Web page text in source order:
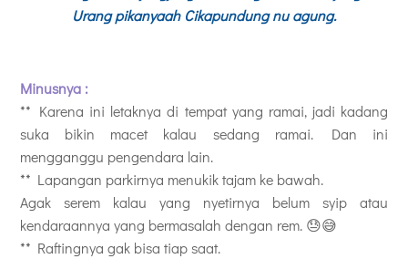
Urang pikanyaah Cikapundung nu agung.
Minusnya :
** Karena ini letaknya di tempat yang ramai, jadi kadang
suka bikin macet kalau sedang ramai. Dan ini
mengganggu pengendara lain.
** Lapangan parkirnya menukik tajam ke bawah.
Agak serem kalau yang nyetirnya belum syip atau
kendaraannya yang bermasalah dengan rem. 😓😅
** Raftingnya gak bisa tiap saat.